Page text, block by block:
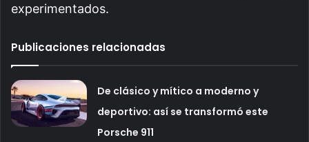
experimentados.
Publicaciones relacionadas
De clásico y mítico a moderno y
deportivo: así se transformó este
Porsche 911